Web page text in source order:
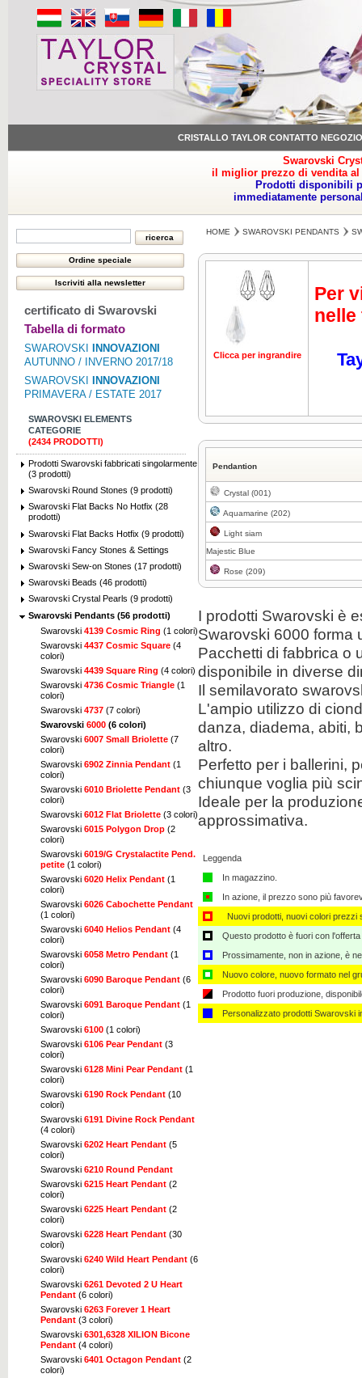
CRISTALLO TAYLOR CONTATTO NEGOZIO
Swarovski
il miglior prezzo di vendita
Prodotti disponibili
immediatamente
certificato di Swarovski
Tabella di formato
SWAROVSKI
INNOVAZIONI
AUTUNNO / INVERNO 2017/18
SWAROVSKI
INNOVAZIONI
PRIMAVERA / ESTATE 2017
SWAROVSKI ELEMENTS
CATEGORIE
(2434 PRODOTTI)
Prodotti Swarovski fabbricati singolarmente
(3 prodotti)
Swarovski Round Stones (9 prodotti)
Swarovski Flat Backs No Hotfix (28
prodotti)
Swarovski Flat Backs Hotfix (9 prodotti)
Swarovski Fancy Stones & Settings
Swarovski Sew-on Stones (17 prodotti)
Swarovski Beads (46 prodotti)
Swarovski Crystal Pearls (9 prodotti)
Swarovski Pendants (56 prodotti)
Swarovski 4139 Cosmic Ring (1 colori)
Swarovski 4437 Cosmic Square (4
colori)
Swarovski 4439 Square Ring (4 colori)
Swarovski 4736 Cosmic Triangle (1
colori)
Swarovski 4737 (7 colori)
Swarovski 6000 (6 colori)
Swarovski 6007 Small Briolette (7
colori)
Swarovski 6902 Zinnia Pendant (1
colori)
Swarovski 6010 Briolette Pendant (3
colori)
Swarovski 6012 Flat Briolette (3 colori)
Swarovski 6015 Polygon Drop (2
colori)
Swarovski 6019/G Crystalactite Pend.
petite (1 colori)
Swarovski 6020 Helix Pendant (1
colori)
Swarovski 6026 Cabochette Pendant
(1 colori)
Swarovski 6040 Helios Pendant (4
colori)
Swarovski 6058 Metro Pendant (1
colori)
Swarovski 6090 Baroque Pendant (6
colori)
Swarovski 6091 Baroque Pendant (1
colori)
Swarovski 6100 (1 colori)
Swarovski 6106 Pear Pendant (3
colori)
Swarovski 6128 Mini Pear Pendant (1
colori)
Swarovski 6190 Rock Pendant (10
colori)
Swarovski 6191 Divine Rock Pendant
(4 colori)
Swarovski 6202 Heart Pendant (5
colori)
Swarovski 6210 Round Pendant
Swarovski 6215 Heart Pendant (2
colori)
Swarovski 6225 Heart Pendant (2
colori)
Swarovski 6228 Heart Pendant (30
colori)
Swarovski 6240 Wild Heart Pendant (6
colori)
Swarovski 6261 Devoted 2 U Heart
Pendant (6 colori)
Swarovski 6263 Forever 1 Heart
Pendant (3 colori)
Swarovski 6301,6328 XILION Bicone
Pendant (4 colori)
Swarovski 6401 Octagon Pendant (2
colori)
HOME SWAROVSKI PENDANTS
Clicca per ingrandire
Per
nelle
Pendantion
Crystal (001)
Aquamarine (202)
Light siam
Majestic Blue
Rose (209)
I prodotti Swarovski è
Swarovski 6000 forma
Pacchetti di fabbrica o
disponibile in diverse
Il semilavorato
L'ampio utilizzo di
danza, diadema, abiti,
altro.
Perfetto per i ballerini,
chiunque voglia più
Ideale per la
approssimativa.
Leggenda
In magazzino.
In azione, il prezzo sono più
Nuovi prodotti, nuovi colori prezzi
Questo prodotto è fuori con
Prossimamente, non in azione, è
Nuovo colore, nuovo formato nel
Prodotto fuori produzione,
Personalizzato ​​prodotti Swarovski